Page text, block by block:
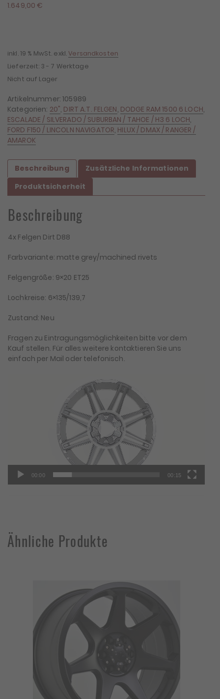
1.649,00 €
inkl. 19 % MwSt. exkl.Versandkosten
Lieferzeit: 3 - 7 Werktage
Nicht auf Lager
Artikelnummer:105989
Kategorien: 20", DIRT A.T. FELGEN, DODGE RAM 1500 6 LOCH,
ESCALADE / SILVERADO / SUBURBAN / TAHOE / H3 6 LOCH,
FORD F150 / LINCOLN NAVIGATOR, HILUX / DMAX / RANGER /
AMAROK
Beschreibung
Zusätzliche Informationen
Produktsicherheit
Beschreibung
4x Felgen Dirt D88
Farbvariante: matte grey/machined rivets
Felgengröße: 9×20 ET25
Lochkreise: 6×135/139,7
Zustand: Neu
Fragen zu Eintragungsmöglichkeiten bitte vor dem
Kauf stellen. Für alles weitere kontaktieren Sie uns
einfach per Mail oder telefonisch.
00:00 00:15
Ähnliche Produkte